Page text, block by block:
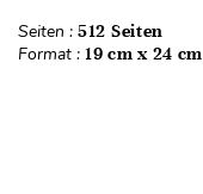
Seiten : 512 Seiten
Format : 19 cm x 24 cm